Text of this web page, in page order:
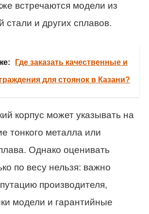
встречаются модели из
и других сплавов.
Где заказать качественные и
для стоянок в Казани?
корпус может указывать на
тонкого металла или
Однако оценивать
по весу нельзя: важно
производителя,
модели и гарантийные